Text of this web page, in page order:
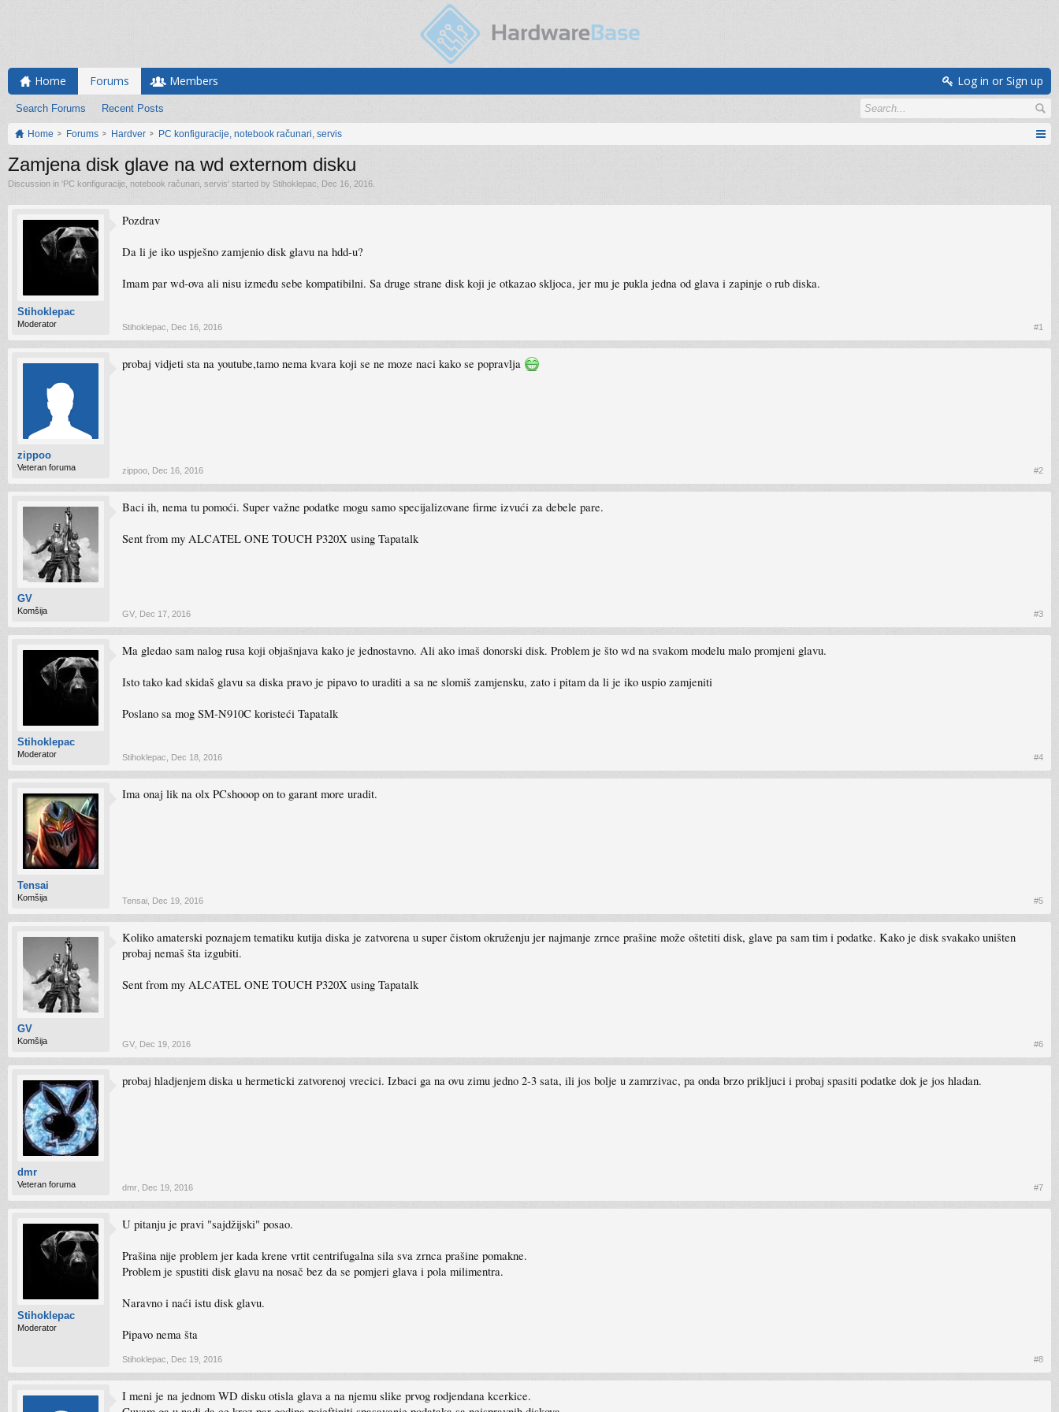
Home Forums
Search Forums Recent Posts
Members Log in or Sign up
Home Forums Hardver PC konfiguracije, notebook računari, servis
Zamjena disk glave na wd externom disku
Discussion in 'PC konfiguracije, notebook računari, servis' started by Stihoklepac Dec 16, 2016
Stihoklepac
Moderator
Pozdrav
Da li je iko uspješno zamjenio disk glavu na hdd-u?
Imam par wd-ova ali nisu između sebe kompatibilni. Sa druge strane disk koji je otkazao skljoca, jer mu je pukla jedna od glava i zapinje o rub diska.
Stihoklepac Dec 16, 2016 #1
zippoo
Veteran foruma
probaj vidjeti sta na youtube,tamo nema kvara koji se ne moze naci kako se popravlja
zippoo Dec 16, 2016 #2
GV
Komšija
Baci ih, nema tu pomoći. Super važne podatke mogu samo specijalizovane firme izvući za debele pare.
Sent from my ALCATEL ONE TOUCH P320X using Tapatalk
GV Dec 17, 2016 #3
Stihoklepac
Moderator
Ma gledao sam nalog rusa koji objašnjava kako je jednostavno. Ali ako imaš donorski disk. Problem je što wd na svakom modelu malo promjeni glavu.
Isto tako kad skidaš glavu sa diska pravo je pipavo to uraditi a sa ne slomiš zamjensku, zato i pitam da li je iko uspio zamjeniti
Poslano sa mog SM-N910C koristeći Tapatalk
Stihoklepac Dec 18, 2016 #4
Tensai
Komšija
Ima onaj lik na olx PCshooop on to garant more uradit.
Tensai Dec 19, 2016 #5
GV
Komšija
Koliko amaterski poznajem tematiku kutija diska je zatvorena u super čistom okruženju jer najmanje zrnce prašine može oštetiti disk, glave pa sam tim i podatke. Kako je disk svakako uništen
probaj nemaš šta izgubiti.
Sent from my ALCATEL ONE TOUCH P320X using Tapatalk
GV Dec 19, 2016 #6
dmr
Veteran foruma
probaj hladjenjem diska u hermeticki zatvorenoj vrecici. Izbaci ga na ovu zimu jedno 2-3 sata, ili jos bolje u zamrzivac, pa onda brzo prikljuci i probaj spasiti podatke dok je jos hladan.
dmr Dec 19, 2016 #7
Stihoklepac
Moderator
U pitanju je pravi "sajdžijski" posao.
Prašina nije problem jer kada krene vrtit centrifugalna sila sva zrnca prašine pomakne.
Problem je spustiti disk glavu na nosač bez da se pomjeri glava i pola milimentra.
Naravno i naći istu disk glavu.
Pipavo nema šta
Stihoklepac Dec 19, 2016 #8
I meni je na jednom WD disku otisla glava a na njemu slike prvog rodjendana kcerkice.